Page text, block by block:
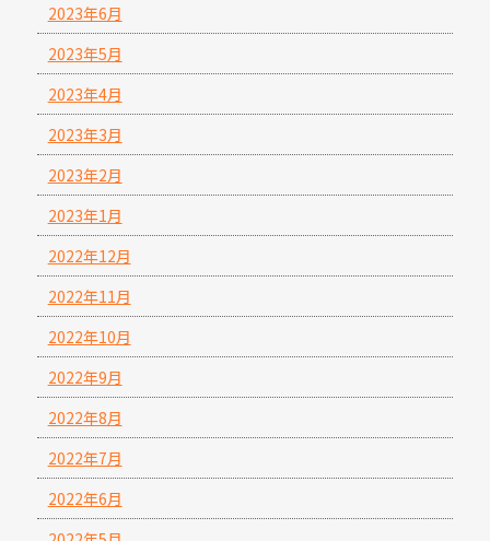
2023年6月
2023年5月
2023年4月
2023年3月
2023年2月
2023年1月
2022年12月
2022年11月
2022年10月
2022年9月
2022年8月
2022年7月
2022年6月